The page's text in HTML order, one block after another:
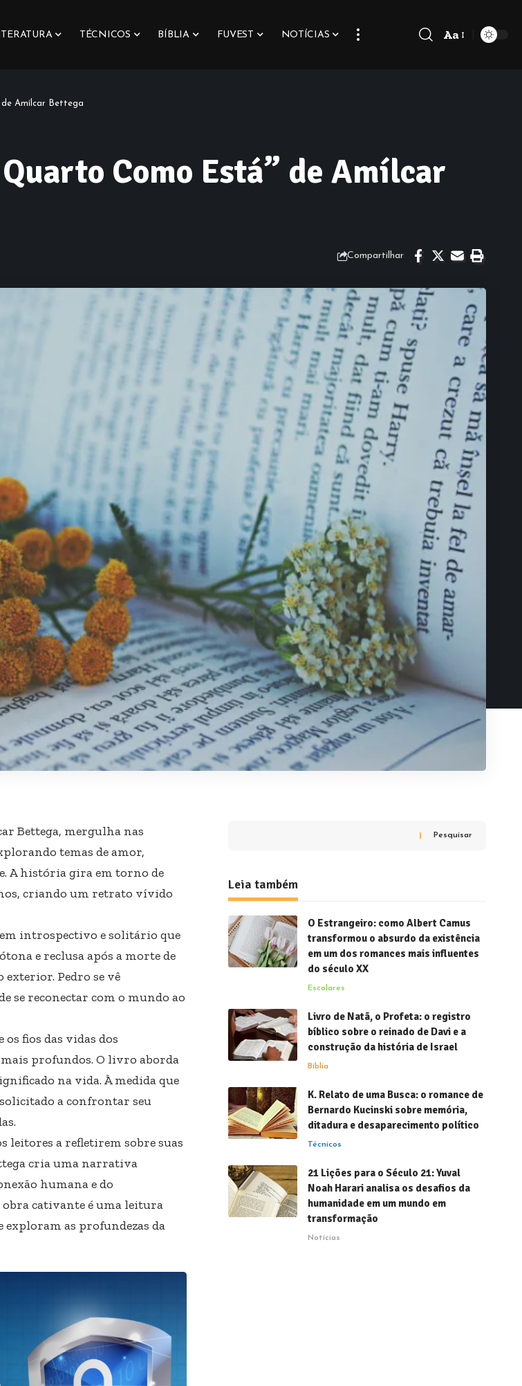
TÉCNICOS BÍBLIA FUVEST NOTÍCIAS
Font
Aa
de Amílcar Bettega
Como Está” de Amílcar
Compartilhar
Bettega, mergulha nas
temas de amor,
A história gira em torno de
criando um retrato vívido
introspectivo e solitário que
e reclusa após a morte de
exterior. Pedro se vê
se reconectar com o mundo ao
fios das vidas dos
mais profundos. O livro aborda
na vida. À medida que
solicitado a confrontar seu
leitores a refletirem sobre suas
cria uma narrativa
humana e do
cativante é uma leitura
as profundezas da
Pesquisar
Leia também
O Estrangeiro: como Albert Camus
transformou o absurdo da existência
em um dos romances mais influentes
do século XX
Escolares
Livro de Natã, o Profeta: o registro
bíblico sobre o reinado de Davi e a
construção da história de Israel
Bíblia
K. Relato de uma Busca: o romance de
Bernardo Kucinski sobre memória,
ditadura e desaparecimento político
Técnicos
21 Lições para o Século 21: Yuval
Noah Harari analisa os desafios da
humanidade em um mundo em
transformação
Notícias